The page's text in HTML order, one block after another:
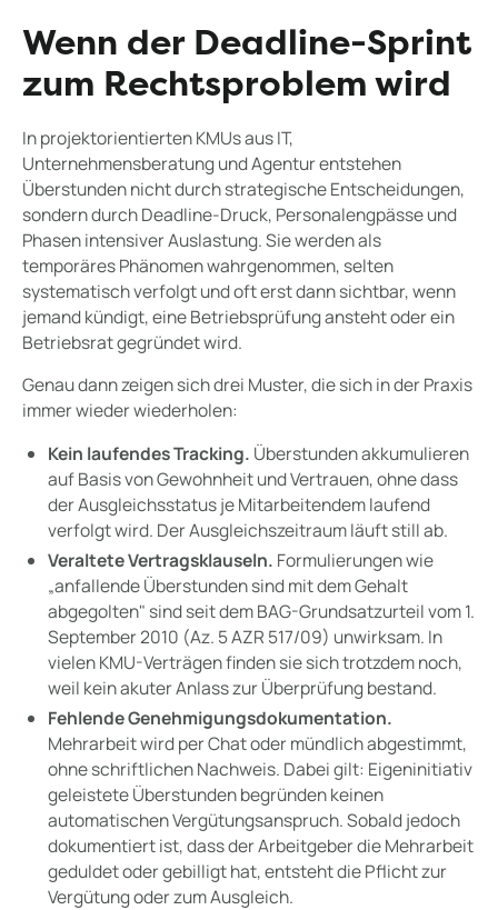
Wenn der Deadline-Sprint
zum Rechtsproblem wird
In projektorientierten KMUs aus IT,
Unternehmensberatung und Agentur entstehen
Überstunden nicht durch strategische Entscheidungen,
sondern durch Deadline-Druck, Personalengpässe und
Phasen intensiver Auslastung. Sie werden als
temporäres Phänomen wahrgenommen, selten
systematisch verfolgt und oft erst dann sichtbar, wenn
jemand kündigt, eine Betriebsprüfung ansteht oder ein
Betriebsrat gegründet wird.
Genau dann zeigen sich drei Muster, die sich in der Praxis
immer wieder wiederholen:
Kein laufendes Tracking. Überstunden akkumulieren
auf Basis von Gewohnheit und Vertrauen, ohne dass
der Ausgleichsstatus je Mitarbeitendem laufend
verfolgt wird. Der Ausgleichszeitraum läuft still ab.
Veraltete Vertragsklauseln. Formulierungen wie
„anfallende Überstunden sind mit dem Gehalt
abgegolten" sind seit dem BAG-Grundsatzurteil vom 1.
September 2010 (Az. 5 AZR 517/09) unwirksam. In
vielen KMU-Verträgen finden sie sich trotzdem noch,
weil kein akuter Anlass zur Überprüfung bestand.
Fehlende Genehmigungsdokumentation.
Mehrarbeit wird per Chat oder mündlich abgestimmt,
ohne schriftlichen Nachweis. Dabei gilt: Eigeninitiativ
geleistete Überstunden begründen keinen
automatischen Vergütungsanspruch. Sobald jedoch
dokumentiert ist, dass der Arbeitgeber die Mehrarbeit
geduldet oder gebilligt hat, entsteht die Pflicht zur
Vergütung oder zum Ausgleich.